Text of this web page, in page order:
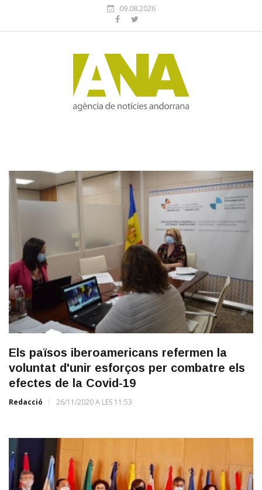
09.08.2026
Els països iberoamericans refermen la
voluntat d'unir esforços per combatre els
efectes de la Covid-19
Redacció 26/11/2020 A LES 11:53